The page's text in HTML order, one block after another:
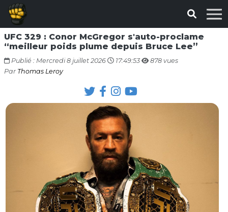
UFC 329 : Conor McGregor s'auto-proclame
“meilleur poids plume depuis Bruce Lee”
Publié : Mercredi 8 juillet 2026 17:49:53
878 vues
Par Thomas Leroy